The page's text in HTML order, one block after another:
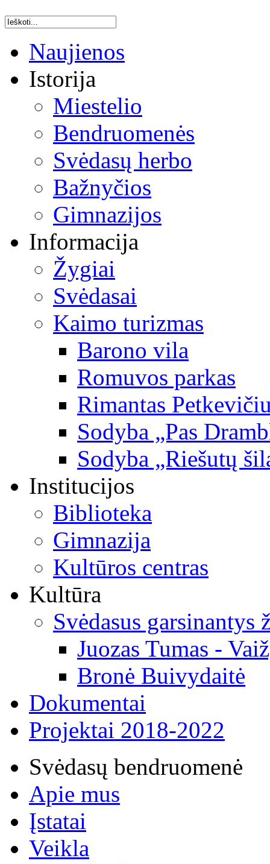
Naujienos
Istorija
Miestelio
Bendruomenės
Svėdasų herbo
Bažnyčios
Gimnazijos
Informacija
Žygiai
Svėdasai
Kaimo turizmas
Barono vila
Romuvos parkas
Rimantas
Sodyba „Pas
Sodyba „Riešutų
Institucijos
Biblioteka
Gimnazija
Kultūros centras
Kultūra
Svėdasus garsinantys
Juozas Tumas -
Bronė Buivydaitė
Dokumentai
Projektai 2018-2022
Svėdasų bendruomenė
Apie mus
Įstatai
Veikla